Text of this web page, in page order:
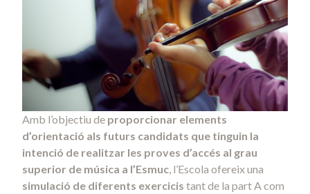
Amb l’objectiu de proporcionar elements
d’orientació als futurs candidats que tinguin la
intenció de realitzar les proves d’accés al grau
superior de música a l’Esmuc, l’Escola ofereix una
simulació de diferents exercicis tant de la part A com